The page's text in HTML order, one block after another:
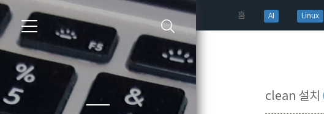
홈(current)
AI Linux
clean 설치